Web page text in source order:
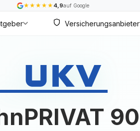
★ ★ ★ ★ ★ 4,9auf Google
Versicherungsanbieter
90